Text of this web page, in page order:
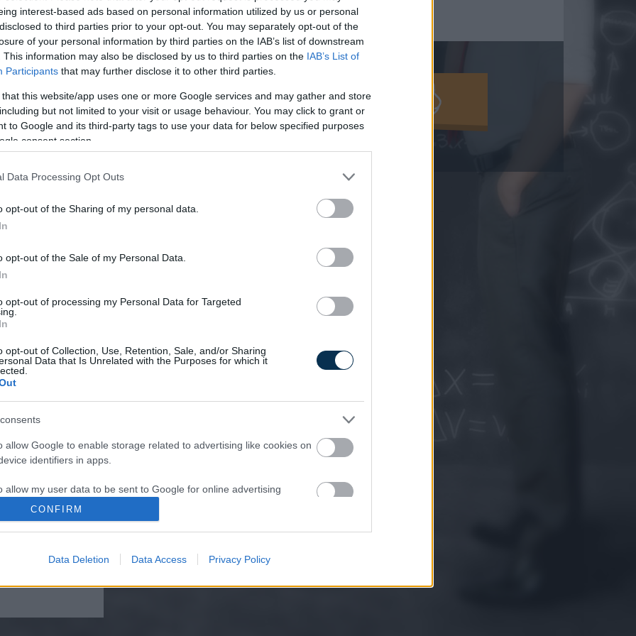
interest-based ads based on personal information utilized by us or personal
to third parties prior to your opt-out. You may separately opt-out of the
of your personal information by third parties on the IAB’s list of downstream
This information may also be disclosed by us to third parties on the IAB’s List of
Participants that may further disclose it to other third parties.
that this website/app uses one or more Google services and may gather and store
but not limited to your visit or usage behaviour. You may click to grant or
to Google and its third-party tags to use your data for below specified purposes
consent section.
Data Processing Opt Outs
opt-out of the Sharing of my personal data.
opt-out of the Sale of my Personal Data.
opt-out of processing my Personal Data for Targeted
opt-out of Collection, Use, Retention, Sale, and/or Sharing
Data that Is Unrelated with the Purposes for which it
allow Google to enable storage related to advertising like cookies on
identifiers in apps.
allow my user data to be sent to Google for online advertising
allow Google to send me personalized advertising.
allow Google to enable storage related to analytics like cookies on
CONFIRM
Data Deletion Data Access Privacy Policy
egymás között a
lesz! Add meg a
benzin) literenként árát,
hányan vagytok az
Ha mindent
kiszámolja az egy
fő
SZÁMOLD KI!
Sign Of
Eating Right Now
Parasite, And It